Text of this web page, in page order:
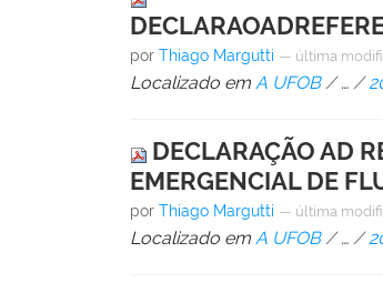
porThiago Margutti — última
Localizado em A UFOB /…/
DECLARAÇÃO AD
EMERGENCIAL DE
porThiago Margutti — última
Localizado em A UFOB /…/